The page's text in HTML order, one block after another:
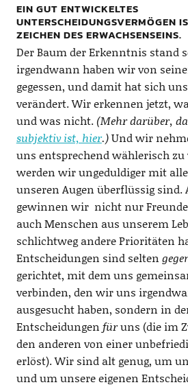
EIN GUT ENTWICKELTES
UNTERSCHEIDUNGSVERMÖGEN
ZEICHEN DES ERWACHSENSEINS.
Der Baum der Erkenntnis stand
irgendwann haben wir von
gegessen, und damit hat sich
verändert. Wir erkennen jetzt,
und was nicht. (Mehr darüber,
subjektiv ist, hier.)Und wir
uns entsprechend wählerisch
werden wir ungeduldiger mit
unseren Augen überflüssig sind.
gewinnen wir nicht nur
auch Menschen aus unserem
schlichtweg andere Prioritäten
Entscheidungen sind selten
gerichtet, mit dem uns
verbinden, den wir uns
ausgesucht haben, sondern in
Entscheidungen füruns (die im
den anderen von einer
erlöst). Wir sind alt genug, um
und um unsere eigenen